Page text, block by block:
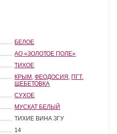
БЕЛОЕ
АО «ЗОЛОТОЕ ПОЛЕ»
ТИХОЕ
КРЫМ ,ФЕОДОСИЯ ПГТ.
ЩЕБЕТОВКА
СУХОЕ
МУСКАТ БЕЛЫЙ
ТИХИЕ ВИНА ЗГУ
14